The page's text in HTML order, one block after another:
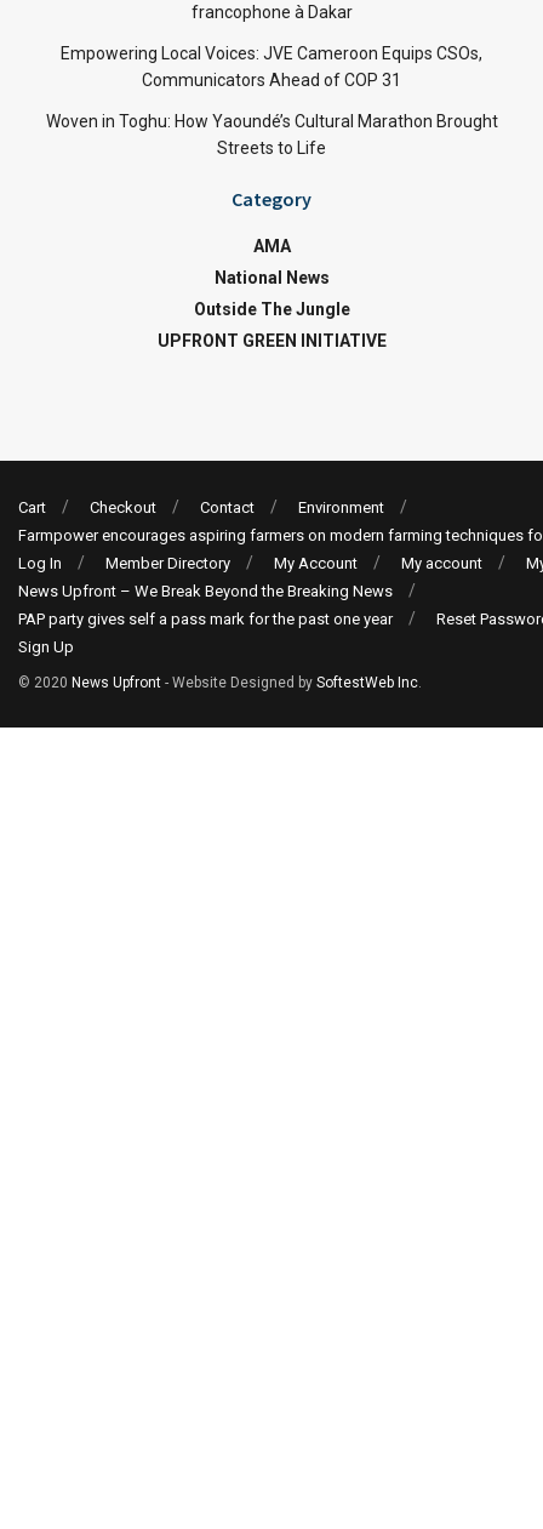
francophone à Dakar
Empowering Local Voices: JVE Cameroon Equips CSOs,
Communicators Ahead of COP 31
Woven in Toghu: How Yaoundé’s Cultural Marathon Brought
Streets to Life
Category
AMA
National News
Outside The Jungle
UPFRONT GREEN INITIATIVE
Cart Checkout Contact
Environment
Farmpower encourages aspiring farmers on modern farming techniques
Log In
Member Directory My Account My account
News Upfront – We Break Beyond the Breaking News
PAP party gives self a pass mark for the past one year
Reset
Sign Up
© 2020 News Upfront - Website Designed by SoftestWeb Inc